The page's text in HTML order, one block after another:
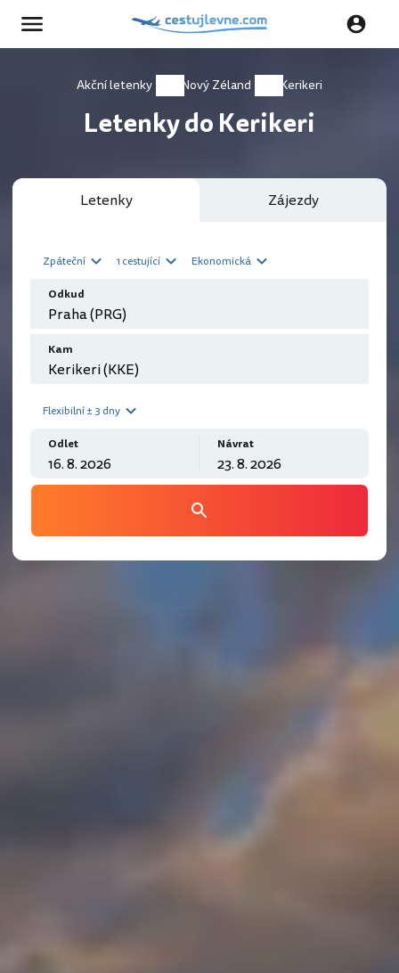
Akční letenky Nový Zéland Kerikeri
Letenky do Kerikeri
Letenky Zájezdy
Zpáteční 1 cestující Ekonomická
Odkud
Kam
Flexibilní ± 3 dny
Odlet Návrat